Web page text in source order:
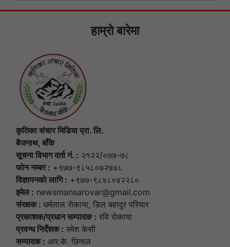
हाम्राे बारेमा
कृतिका संचार मिडिया प्रा. लि.
बैजनाथ, बाँके
सूचना विभाग दर्ता नं. : २१२२/०७७-७८
फोन नम्बर : +९७७-९८५८०७२७४८
विज्ञापनकाे लागि : +९७७-९८४८०४२२८०
इमेल : newsmansarovar@gmail.com
संरक्षक : धर्मलाल राेकाया, डिल बहादुर परियार
प्रकाशक/प्रधान सम्पादक : रवि राेकाया
प्रवन्ध निर्देशक : रमेश केसी
सम्पादक : आर.के. छिनाल